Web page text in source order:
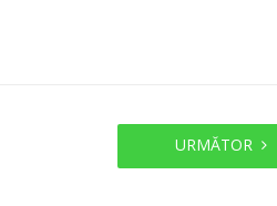
URMĂTOR